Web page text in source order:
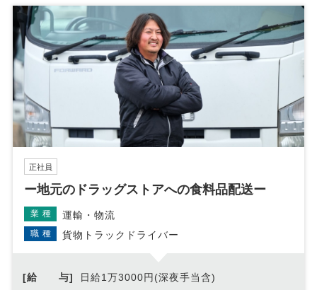
正社員
ー地元のドラッグストアへの食料品配送ー
業種 運輸・物流
職種 貨物トラックドライバー
[給 与] 日給1万3000円(深夜手当含)